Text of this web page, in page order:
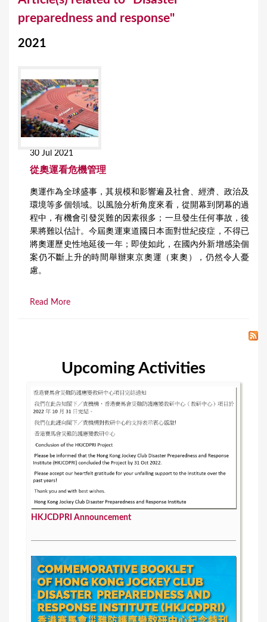
preparedness and response"
2021
30 Jul 2021
從奧運看危機管理
奧運作為全球盛事，其規模和影響遍及社會、經濟、政治及
環境等多個領域。以風險分析角度來看，從開幕到閉幕的過
程中，有機會引發災難的因素很多；一旦發生任何事故，後
果將難以估計。今屆奧運東道國日本面對世紀疫症，不得已
將奧運歷史性地延後一年；即使如此，在國內外新增感染個
案仍不斷上升的時間舉辦東京奧運（東奧），仍然令人憂
慮。
Read More
Upcoming Activities
HKJCDPRI Announcement